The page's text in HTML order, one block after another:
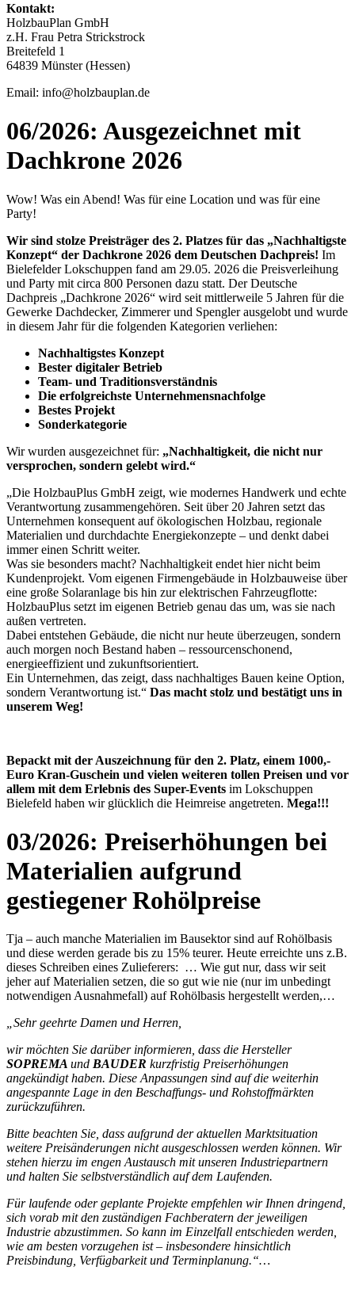
Kontakt:
HolzbauPlan GmbH
z.H. Frau Petra Strickstrock
Breitefeld 1
64839 Münster (Hessen)
Email: info@holzbauplan.de
06/2026: Ausgezeichnet mit
Dachkrone 2026
Wow! Was ein Abend! Was für eine Location und was für eine
Party!
Wir sind stolze Preisträger des 2. Platzes für das „Nachhaltigste
Konzept“ der Dachkrone 2026 dem Deutschen Dachpreis! Im
Bielefelder Lokschuppen fand am 29.05. 2026 die Preisverleihung
und Party mit circa 800 Personen dazu statt. Der Deutsche
Dachpreis „Dachkrone 2026“ wird seit mittlerweile 5 Jahren für die
Gewerke Dachdecker, Zimmerer und Spengler ausgelobt und wurde
in diesem Jahr für die folgenden Kategorien verliehen:
Nachhaltigstes Konzept
Bester digitaler Betrieb
Team- und Traditionsverständnis
Die erfolgreichste Unternehmensnachfolge
Bestes Projekt
Sonderkategorie
Wir wurden ausgezeichnet für: „Nachhaltigkeit, die nicht nur
versprochen, sondern gelebt wird.“
„Die HolzbauPlus GmbH zeigt, wie modernes Handwerk und echte
Verantwortung zusammengehören. Seit über 20 Jahren setzt das
Unternehmen konsequent auf ökologischen Holzbau, regionale
Materialien und durchdachte Energiekonzepte – und denkt dabei
immer einen Schritt weiter.
Was sie besonders macht? Nachhaltigkeit endet hier nicht beim
Kundenprojekt. Vom eigenen Firmengebäude in Holzbauweise über
eine große Solaranlage bis hin zur elektrischen Fahrzeugflotte:
HolzbauPlus setzt im eigenen Betrieb genau das um, was sie nach
außen vertreten.
Dabei entstehen Gebäude, die nicht nur heute überzeugen, sondern
auch morgen noch Bestand haben – ressourcenschonend,
energieeffizient und zukunftsorientiert.
Ein Unternehmen, das zeigt, dass nachhaltiges Bauen keine Option,
sondern Verantwortung ist.“ Das macht stolz und bestätigt uns in
unserem Weg!
Bepackt mit der Auszeichnung für den 2. Platz, einem 1000,-
Euro Kran-Guschein und vielen weiteren tollen Preisen und vor
allem mit dem Erlebnis des Super-Events im Lokschuppen
Bielefeld haben wir glücklich die Heimreise angetreten. Mega!!!
03/2026: Preiserhöhungen bei
Materialien aufgrund
gestiegener Rohölpreise
Tja – auch manche Materialien im Bausektor sind auf Rohölbasis
und diese werden gerade bis zu 15% teurer. Heute erreichte uns z.B.
dieses Schreiben eines Zulieferers: … Wie gut nur, dass wir seit
jeher auf Materialien setzen, die so gut wie nie (nur im unbedingt
notwendigen Ausnahmefall) auf Rohölbasis hergestellt werden,…
„Sehr geehrte Damen und Herren,
wir möchten Sie darüber informieren, dass die Hersteller
SOPREMA und BAUDER kurzfristig Preiserhöhungen
angekündigt haben. Diese Anpassungen sind auf die weiterhin
angespannte Lage in den Beschaffungs- und Rohstoffmärkten
zurückzuführen.
Bitte beachten Sie, dass aufgrund der aktuellen Marktsituation
weitere Preisänderungen nicht ausgeschlossen werden können. Wir
stehen hierzu im engenAustausch mit unseren Industriepartnern
und halten Sie selbstverständlich auf dem Laufenden.
Für laufende oder geplante Projekte empfehlen wir Ihnen dringend,
sich vorab mit den zuständigen Fachberatern der jeweiligen
Industrie abzustimmen. So kann im Einzelfall entschieden werden,
wie am besten vorzugehen ist – insbesondere hinsichtlich
Preisbindung, Verfügbarkeit und Terminplanung.“…